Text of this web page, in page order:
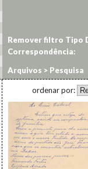
Arquivos > Pesquisa
Remover filtro Tipo
Correspondência:
ordenar por: